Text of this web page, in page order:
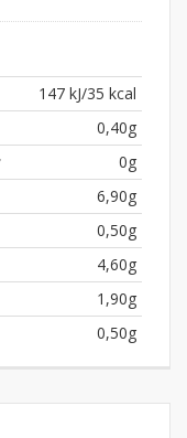
147 kJ/35 kcal
0,40g
0g
6,90g
0,50g
4,60g
1,90g
0,50g